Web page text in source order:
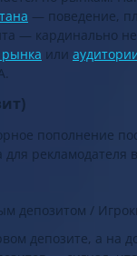
по рынкам.
— поведение,
— кардинально
пополнение
для рекламодателя
депозитом /
депозите, а на